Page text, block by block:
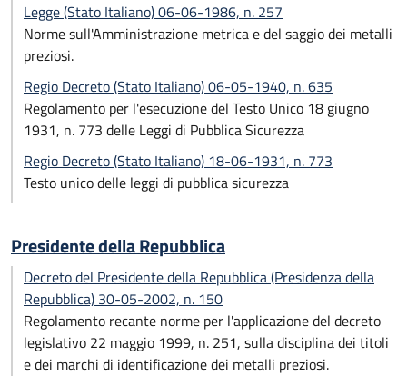
Legge (Stato Italiano) 06-06-1986, n. 257
Norme sull'Amministrazione metrica e del saggio dei metalli
preziosi.
Regio Decreto (Stato Italiano) 06-05-1940, n. 635
Regolamento per l'esecuzione del Testo Unico 18 giugno
1931, n. 773 delle Leggi di Pubblica Sicurezza
Regio Decreto (Stato Italiano) 18-06-1931, n. 773
Testo unico delle leggi di pubblica sicurezza
Presidente della Repubblica
Decreto del Presidente della Repubblica (Presidenza della
Repubblica) 30-05-2002, n. 150
Regolamento recante norme per l'applicazione del decreto
legislativo 22 maggio 1999, n. 251, sulla disciplina dei titoli
e dei marchi di identificazione dei metalli preziosi.